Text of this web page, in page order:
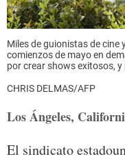
Miles de guionistas de cine
comienzos de mayo en
por crear shows exitosos,
CHRIS DELMAS/AFP
Los Ángeles,
El sindicato